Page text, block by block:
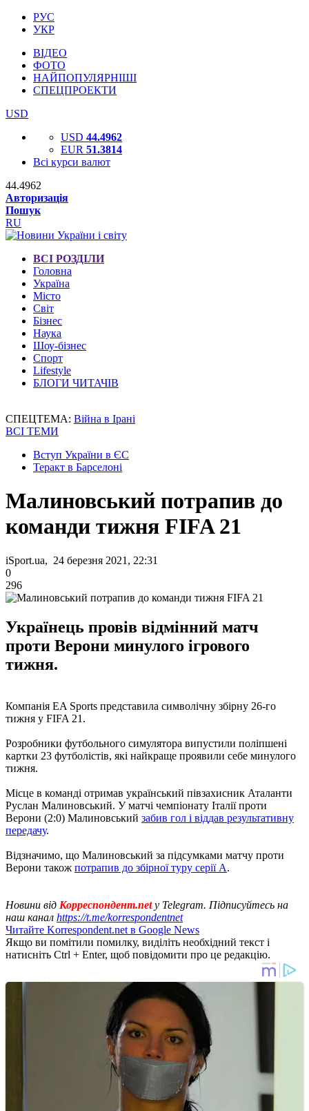
РУС
УКР
ВІДЕО
ФОТО
НАЙПОПУЛЯРНІШІ
СПЕЦПРОЕКТИ
USD
USD 44.4962
EUR 51.3814
Всі курси валют
44.4962
Авторизація
Пошук
RU
ВСІ РОЗДІЛИ
Головна
Україна
Місто
Світ
Бізнес
Наука
Шоу-бізнес
Спорт
Lifestyle
БЛОГИ ЧИТАЧІВ
СПЕЦТЕМА: Війна в Ірані
ВСІ ТЕМИ
Вступ України в ЄС
Теракт в Барселоні
Малиновський потрапив до
команди тижня FIFA 21
iSport.ua, 24 березня 2021, 22:31
0
296
Українець провів відмінний матч
проти Верони минулого ігрового
тижня.
Компанія EA Sports представила символічну збірну 26-го
тижня у FIFA 21.
Розробники футбольного симулятора випустили поліпшені
картки 23 футболістів, які найкраще проявили себе минулого
тижня.
Місце в команді отримав український півзахисник Аталанти
Руслан Малиновський. У матчі чемпіонату Італії проти
Верони (2:0) Малиновський забив гол і віддав результативну
передачу.
Відзначимо, що Малиновський за підсумками матчу проти
Верони також потрапив до збірної туру серії А.
Новини від Корреспондент.netу Telegram. Підписуйтесь на
наш канал https://t.me/korrespondentnet
Читайте Korrespondent.net в Google News
Якщо ви помітили помилку, виділіть необхідний текст і
натисніть Ctrl + Enter, щоб повідомити про це редакцію.